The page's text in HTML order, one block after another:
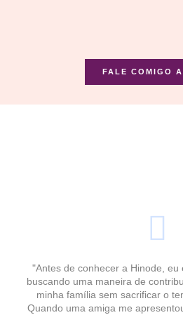
FALE COMIGO
"Antes de conhecer a Hinode, eu
buscando uma maneira de
minha família sem sacrificar o
Quando uma amiga me